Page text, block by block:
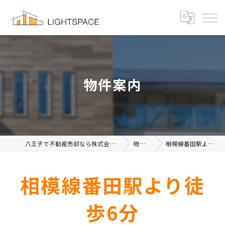
物件案内
八王子で不動産売却なら株式会社ライトスペース 物件案内 相模線番田駅より徒歩6分
相模線番田駅より徒
歩6分